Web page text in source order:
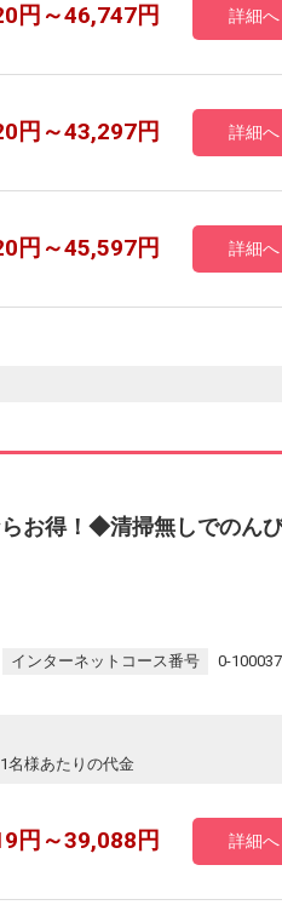
円～46,747円 詳細へ
円～43,297円 詳細へ
円～45,597円 詳細へ
お得！◆清掃無しでのん
インターネットコース番号 0-
名様あたりの代金
円～39,088円 詳細へ